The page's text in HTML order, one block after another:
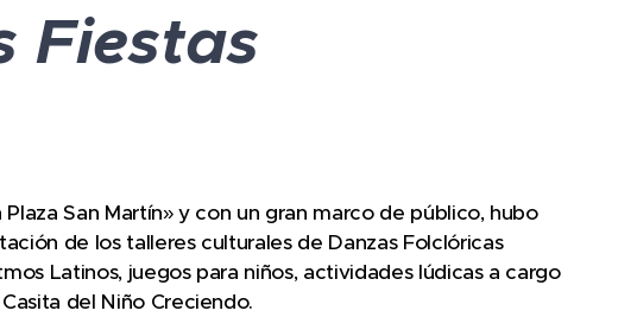
Fiestas
San Martín» y con un gran marco de público, hubo
de los talleres culturales de Danzas Folclóricas
Latinos, juegos para niños, actividades lúdicas a cargo
del Niño Creciendo.